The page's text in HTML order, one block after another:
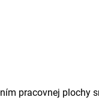
pracovnej plochy